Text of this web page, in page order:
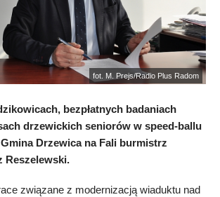
fot. M. Prejs/Radio Plus Radom
bezpłatnych badaniach
drzewickich seniorów w speed-ballu
Drzewica na Fali burmistrz
Reszelewski.
związane z modernizacją wiaduktu nad